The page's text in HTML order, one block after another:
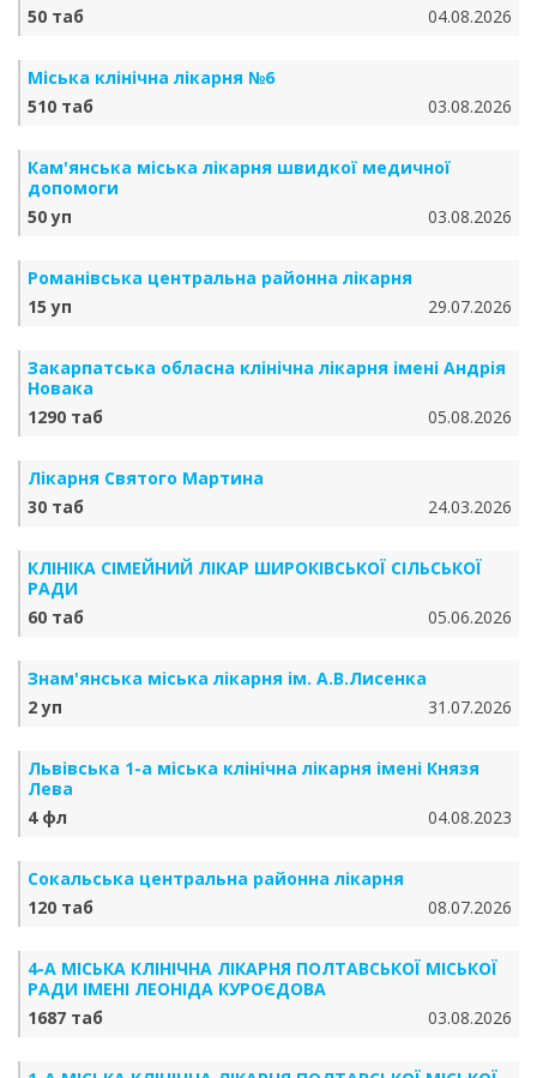
50 таб
04.08.2026
Міська клінічна лікарня №6
510 таб
03.08.2026
Кам'янська міська лікарня швидкої медичної
допомоги
50 уп
03.08.2026
Романівська центральна районна лікарня
15 уп
29.07.2026
Закарпатська обласна клінічна лікарня імені Андрія
Новака
1290 таб
05.08.2026
Лікарня Святого Мартина
30 таб
24.03.2026
КЛІНІКА СІМЕЙНИЙ ЛІКАР ШИРОКІВСЬКОЇ СІЛЬСЬКОЇ
РАДИ
60 таб
05.06.2026
Знам'янська міська лікарня ім. А.В.Лисенка
2 уп
31.07.2026
Львівська 1-а міська клінічна лікарня імені Князя
Лева
4 фл
04.08.2023
Сокальська центральна районна лікарня
120 таб
08.07.2026
4-А МІСЬКА КЛІНІЧНА ЛІКАРНЯ ПОЛТАВСЬКОЇ МІСЬКОЇ
РАДИ ІМЕНІ ЛЕОНІДА КУРОЄДОВА
1687 таб
03.08.2026